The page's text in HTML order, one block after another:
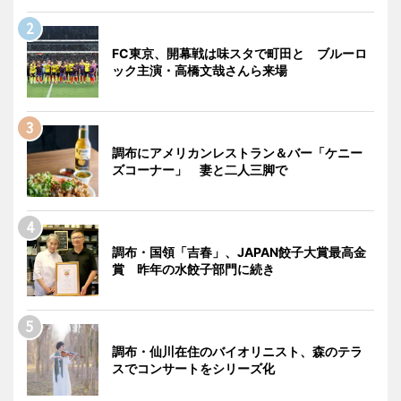
FC東京、開幕戦は味スタで町田と ブルーロ
ック主演・高橋文哉さんら来場
調布にアメリカンレストラン＆バー「ケニー
ズコーナー」 妻と二人三脚で
調布・国領「吉春」、JAPAN餃子大賞最高金
賞 昨年の水餃子部門に続き
調布・仙川在住のバイオリニスト、森のテラ
スでコンサートをシリーズ化